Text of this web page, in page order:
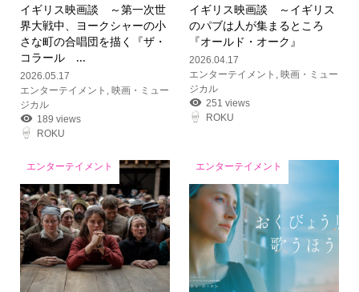
イギリス映画談 ～第一次世
界大戦中、ヨークシャーの小
さな町の合唱団を描く『ザ・
コラール ...
2026.05.17
エンターテイメント
映画・ミュー
ジカル
189 views
ROKU
イギリス映画談 ～イギリス
のパブは人が集まるところ
『オールド・オーク』
2026.04.17
エンターテイメント
,映画・ミュー
ジカル
251 views
ROKU
エンターテイメント エンターテイメント